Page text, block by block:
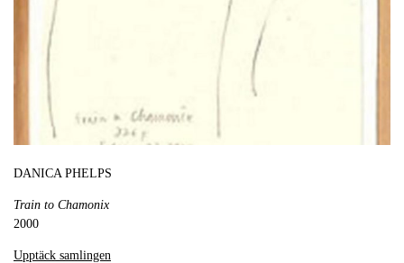
DANICA PHELPS
Train to Chamonix
2000
Upptäck samlingen